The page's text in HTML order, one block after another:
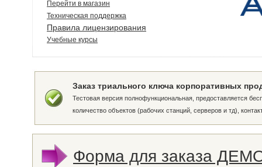
Перейти в магазин
Техническая поддержка
Правила лицензирования
Учебные курсы
Заказ триального ключа корпоративных
Тестовая версия полнофункциональная, предоставляется
количество объектов (рабочих станций, серверов и тд),
Форма для заказа